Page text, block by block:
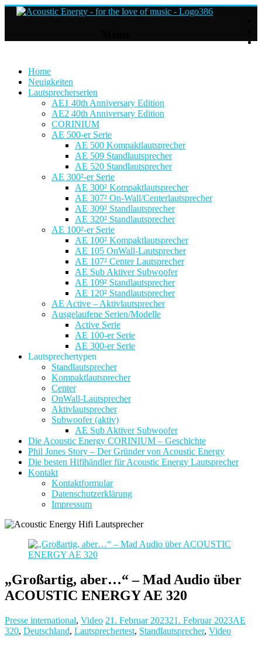
Home
Neuigkeiten
Lautsprecherserien
AE1 40th Anniversary Edition
AE2 40th Anniversary Edition
CORINIUM
AE 500-er Serie
AE 500 Kompaktlautsprecher
AE 509 Standlautsprecher
AE 520 Standlautsprecher
AE 300²-er Serie
AE 300² Kompaktlautsprecher
AE 307² On-Wall/Centerlautsprecher
AE 309² Standlautsprecher
AE 320² Standlautsprecher
AE 100²-er Serie
AE 100² Kompaktlautsprecher
AE 105 OnWall-Lautsprecher
AE 107² Center Lautsprecher
AE Sub Aktiver Subwoofer
AE 109² Standlautsprecher
AE 120² Standlautsprecher
AE Active – Aktivlautsprecher
Ausgelaufene Serien/Modelle
Active Serie
AE 100-er Serie
AE 300-er Serie
Lautsprechertypen
Standlautsprecher
Kompaktlautsprecher
Center
OnWall-Lautsprecher
Aktivlautsprecher
Subwoofer (aktiv)
AE Sub Aktiver Subwoofer
Die Acoustic Energy CORINIUM – Geschichte
Phil Jones Story – Der Gründer von Acoustic Energy
Die besten Hifihändler für Acoustic Energy Lautsprecher
Kontakt
Kontaktformular
Datenschutzerklärung
Impressum
Lautsprecher
„Großartig, aber…“ – Mad Audio über
ACOUSTIC ENERGY AE 320
Presse international, Video 21. Februar 202321. Februar 2023AE
320, Deutschland, Lautsprechertest, Standlautsprecher, Video